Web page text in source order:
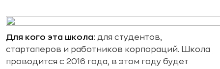
Для кого эта школа: для студентов,
стартаперов и работников корпораций. Школа
проводится с 2016 года, в этом году будет